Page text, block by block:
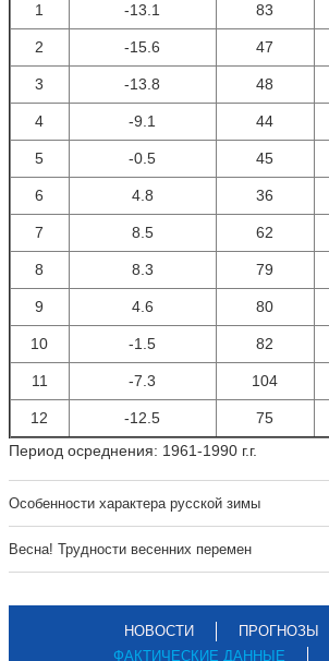
1 -13.1 83
2 -15.6 47
3 -13.8 48
4 -9.1 44
5 -0.5 45
6 4.8 36
7 8.5 62
8 8.3 79
9 4.6 80
10 -1.5 82
11 -7.3 104
12 -12.5 75
Период осреднения: 1961-1990 г.г.
Особенности характера русской зимы
Весна! Трудности весенних перемен
НОВОСТИ
ПРОГНОЗЫ
ФАКТИЧЕСКИЕ ДАННЫЕ